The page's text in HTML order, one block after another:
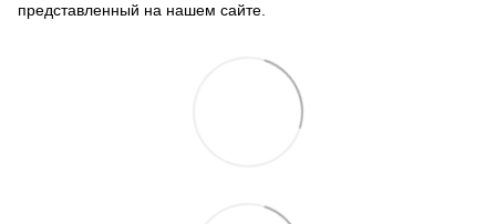
представленный на нашем сайте.